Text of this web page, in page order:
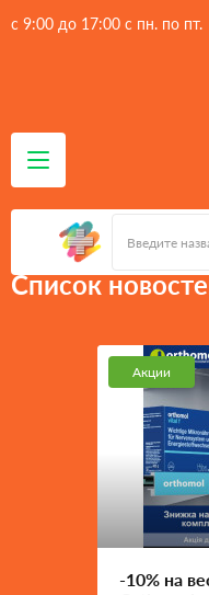
с 9:00 до 17:00 с пн. по пт.
Главная - Список новостей
Список
Акции
-10% на